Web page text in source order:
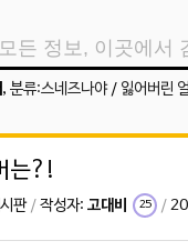
, 분류:스네즈나야/ 잃어버린
는?!
판/ 작성자: 고대비 25 /